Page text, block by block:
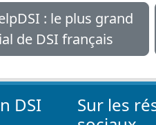
: le plus grand
de DSI français
DSI
Sur les